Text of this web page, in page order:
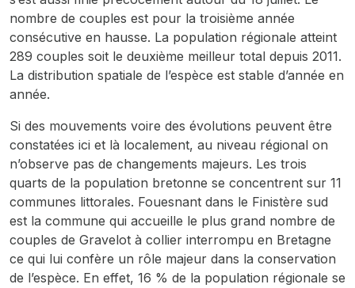
nombre de couples est pour la troisième année
consécutive en hausse. La population régionale atteint
289 couples soit le deuxième meilleur total depuis 2011.
La distribution spatiale de l’espèce est stable d’année en
année.
Si des mouvements voire des évolutions peuvent être
constatées ici et là localement, au niveau régional on
n’observe pas de changements majeurs. Les trois
quarts de la population bretonne se concentrent sur 11
communes littorales. Fouesnant dans le Finistère sud
est la commune qui accueille le plus grand nombre de
couples de Gravelot à collier interrompu en Bretagne
ce qui lui confère un rôle majeur dans la conservation
de l’espèce. En effet, 16 % de la population régionale se